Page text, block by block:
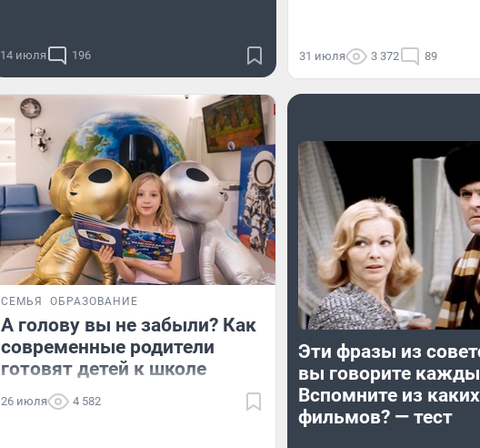
14 июля 196 31 июля 3 372 89
СЕМЬЯ ОБРАЗОВАНИЕ
А голову вы не забыли? Как
современные родители
готовят детей к школе
26 июля 4 582
Эти фразы из
вы говорите
Вспомните из
фильмов? — тест